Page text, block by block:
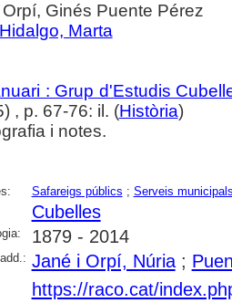
Ginés Puente Pérez
Marta
: Grup d'Estudis
, p. 67-76: il. (Història)
i notes.
Safareigs públics ; Serveis
Cubelles
1879 - 2014
Jané i Orpí, Núria;
https://raco.cat/